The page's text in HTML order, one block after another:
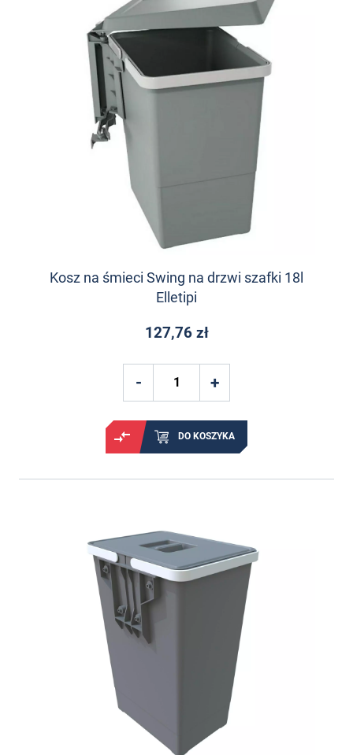
Kosz na śmieci Swing na drzwi szafki 18l
Elletipi
127,76 zł
DO KOSZYKA